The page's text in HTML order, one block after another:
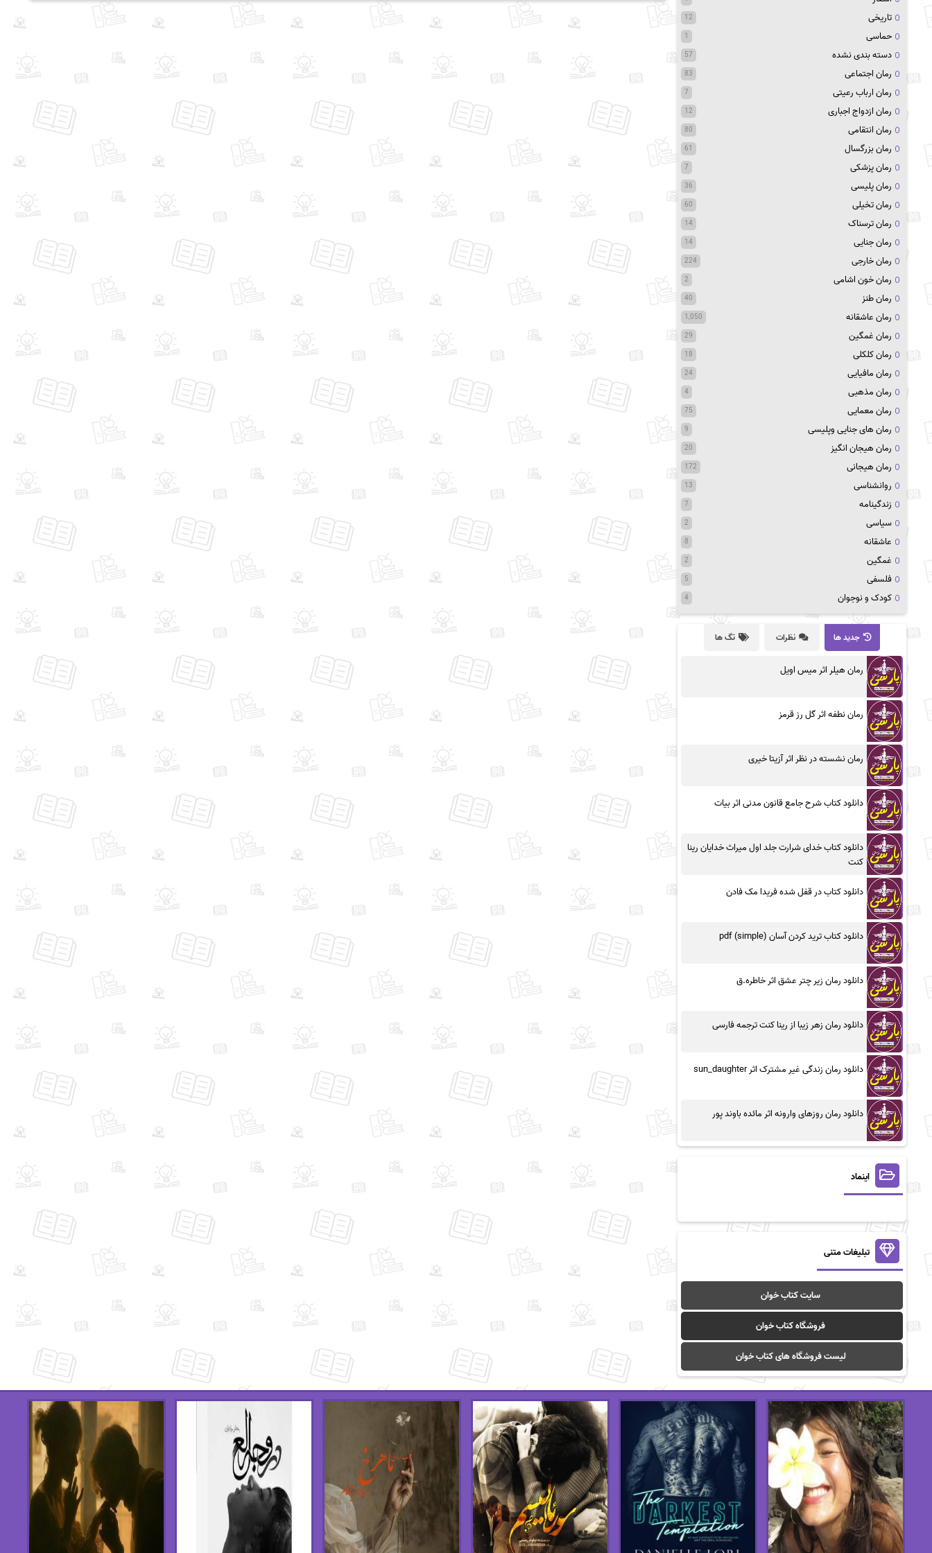
تاریخی 12
حماسی 1
دسته بندی نشده 57
رمان اجتماعی 83
رمان ارباب رعیتی 7
رمان ازدواج اجباری 12
رمان انتقامی 80
رمان بزرگسال 61
رمان پزشکی 7
رمان پلیسی 36
رمان تخیلی 60
رمان ترسناک 14
رمان جنایی 14
رمان خارجی 224
رمان خون اشامی 2
رمان طنز 40
رمان عاشقانه 1,050
رمان غمگین 29
رمان کلکلی 18
رمان مافیایی 24
رمان مذهبی 4
رمان معمایی 75
رمان های جنایی وپلیسی 9
رمان هیجان انگیز 20
رمان هیجانی 172
روانشناسی 13
زندگینامه 7
سیاسی 2
عاشقانه 8
غمگین 2
فلسفی 5
کودک و نوجوان 4
جدید ها نظرات تگ ها
رمان هیلر اثر میس اویل
رمان نطفه اثر گل رز قرمز
رمان نشسته در نظر اثر آزیتا خیری
دانلود کتاب شرح جامع قانون مدنی اثر بیات
دانلود کتاب خدای شرارت جلد اول میراث خدایان رینا
کنت
دانلود کتاب در قفل شده فریدا مک فادن
دانلود کتاب ترید کردن آسان (simple) pdf
دانلود رمان زیر چتر عشق اثر خاطره.ق
دانلود رمان زهر زیبا از رینا کنت ترجمه فارسی
دانلود رمان زندگی غیر مشترک اثر sun_daughter
دانلود رمان روزهای وارونه اثر مائده باوند پور
اینماد
تبلیغات متنی
سایت کتاب خوان
فروشگاه کتاب خوان
لیست فروشگاه های کتاب خوان